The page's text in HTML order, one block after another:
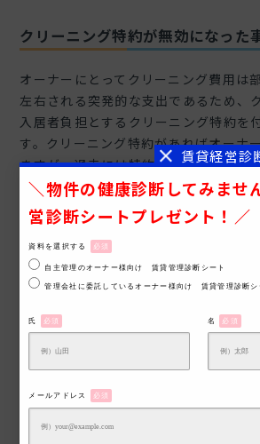
資料を選択する 必須
自主管理のオーナー様向け 賃貸管理診断シート
管理会社に委託しているオーナー様向け 賃貸管理診断シ
氏 必須 名 必須
メールアドレス 必須
クリーニング特約が無効になった
オーナーにとってクリーニング費用は
左右される突発的な支出であるため、
入居者負担とするクリーニング特約を
す。クリーニング特約があればオーナ
ますが、過去には特約が無効になった
者に負担させる内容となっていた
実際の清掃の有無や汚れの程度にか
クリーニング費用を負担することを明
た
例に基づく説明書」において、内容を
があるため、注意しましょう。